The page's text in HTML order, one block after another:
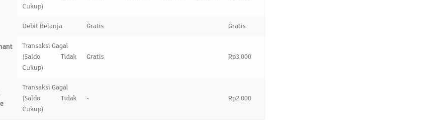
Cukup)
Debit Belanja Gratis Gratis
Transaksi Gagal
(Saldo Tidak
Cukup)
Gratis Rp3.000
Transaksi Gagal
(Saldo Tidak
Cukup)
- Rp2.000